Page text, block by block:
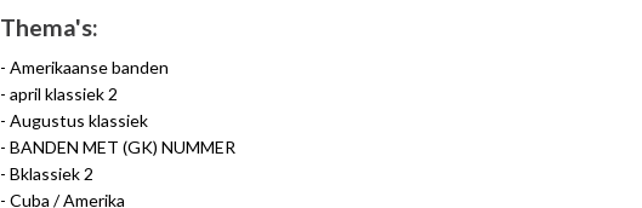
Thema's:
Amerikaanse banden
april klassiek 2
Augustus klassiek
BANDEN MET (GK) NUMMER
Bklassiek 2
Cuba / Amerika